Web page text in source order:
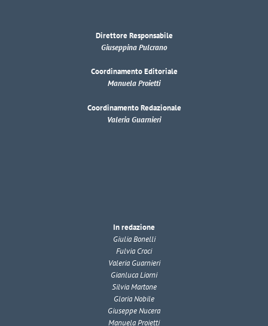
Direttore Responsabile
Giuseppina Pulcrano
Coordinamento Editoriale
Manuela Proietti
Coordinamento Redazionale
Valeria Guarnieri
In redazione
Giulia Bonelli
Fulvia Croci
Valeria Guarnieri
Gianluca Liorni
Silvia Martone
Gloria Nobile
Giuseppe Nucera
Manuela Proietti